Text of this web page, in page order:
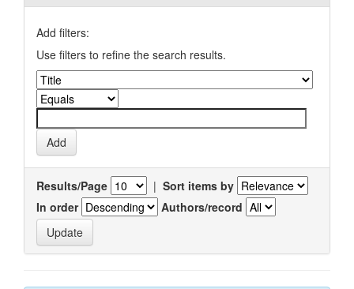
Add filters:
Use filters to refine the search results.
Results/Page | Sort items by
In order
Authors/record